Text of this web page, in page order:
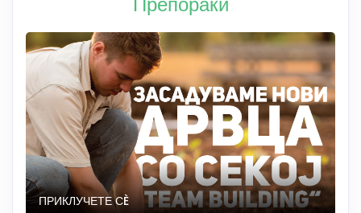
ПРИКЛУЧЕТЕ СÈ